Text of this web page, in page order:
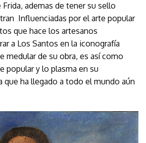
ademas de tener su sello
Influenciadas por el arte popular
que hace los artesanos
a Los Santos en la iconografía
medular de su obra, es así como
popular y lo plasma en su
ha llegado a todo el mundo aún